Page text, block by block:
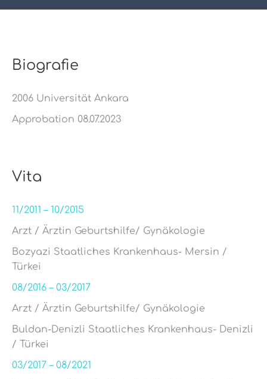
Biografie
2006 Universität Ankara
Approbation 08.07.2023
Vita
11/2011 – 10/2015
Arzt / Ärztin Geburtshilfe/ Gynäkologie
Bozyazi Staatliches Krankenhaus- Mersin /
Türkei
08/2016 – 03/2017
Arzt / Ärztin Geburtshilfe/ Gynäkologie
Buldan-Denizli Staatliches Krankenhaus- Denizli
/ Türkei
03/2017 – 08/2021